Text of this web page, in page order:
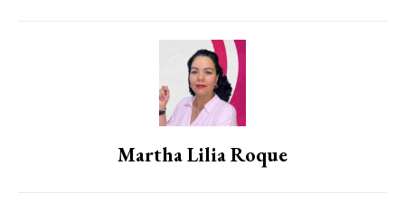
Martha Lilia Roque